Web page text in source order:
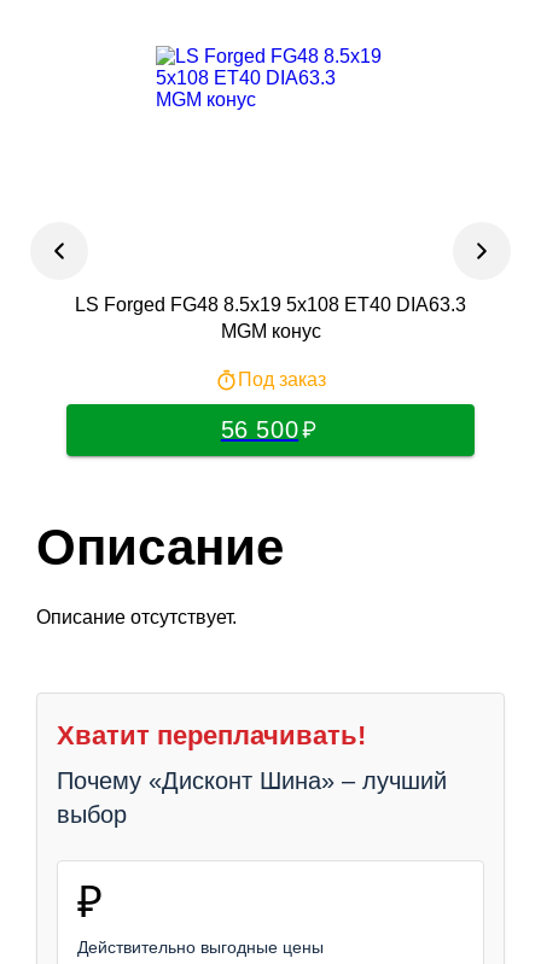
LS Forged FG48 8.5x19 5x108 ET40 DIA63.3
MGM конус
Под заказ
56 500
Описание
Описание отсутствует.
Хватит переплачивать!
Почему «Дисконт Шина» – лучший
выбор
₽
Действительно выгодные цены